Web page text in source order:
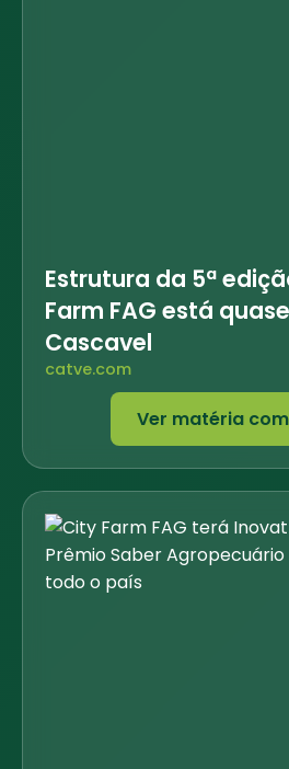
Estrutura da 5ª
Farm FAG está
Cascavel
catve.com
Ver matéria